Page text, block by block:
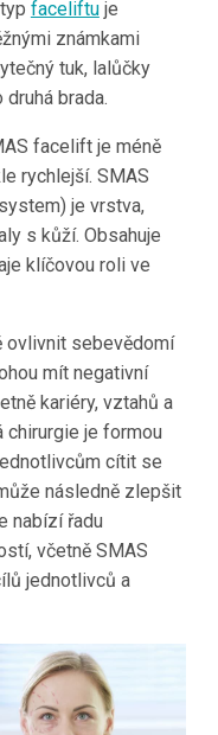
faceliftuje
známkami
tuk, lalůčky
brada.
facelift je méně
rychlejší. SMAS
je vrstva,
s kůží. Obsahuje
klíčovou roli ve
ovlivnit sebevědomí
mít negativní
kariéry, vztahů a
je formou
cítit se
následně zlepšit
nabízí řadu
včetně SMAS
jednotlivců a